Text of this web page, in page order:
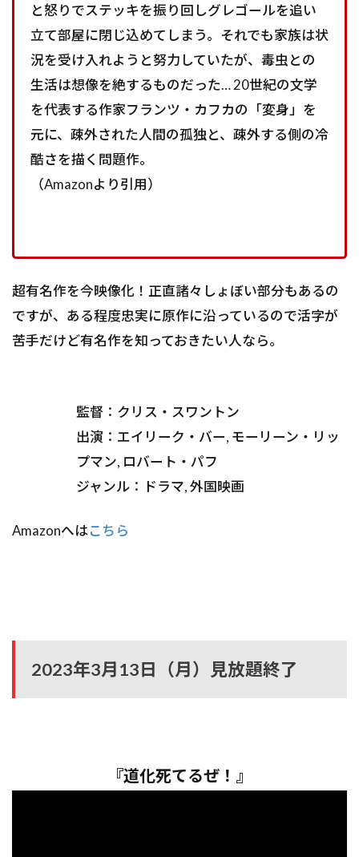
と怒りでステッキを振り回しグレゴールを追い
立て部屋に閉じ込めてしまう。それでも家族は状
況を受け入れようと努力していたが、毒虫との
生活は想像を絶するものだった… 20世紀の文学
を代表する作家フランツ・カフカの「変身」を
元に、疎外された人間の孤独と、疎外する側の冷
酷さを描く問題作。
（Amazonより引用）
超有名作を今映像化！正直諸々しょぼい部分もあるの
ですが、ある程度忠実に原作に沿っているので活字が
苦手だけど有名作を知っておきたい人なら。
監督：クリス・スワントン
出演：エイリーク・バー, モーリーン・リッ
プマン, ロバート・パフ
ジャンル：ドラマ, 外国映画
Amazonへはこちら
2023年3月13日（月）見放題終了
『道化死てるぜ！』